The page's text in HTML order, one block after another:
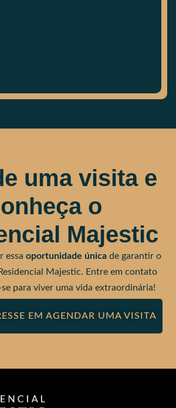
uma visita e
o
Majestic
essa oportunidade únicade garantir o
Majestic. Entre em contato
para viver uma vida extraordinária!
EM AGENDAR UMA VISITA